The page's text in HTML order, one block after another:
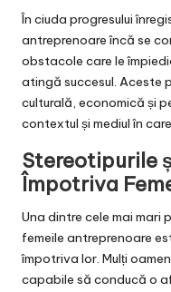
În ciuda progresului
antreprenoare încă se
obstacole care le
atingă succesul. Aceste
culturală, economică și
contextul și mediul în
Stereotipurile
Împotriva
Una dintre cele mai mari
femeile antreprenoare
împotriva lor. Mulți
capabile să conducă o